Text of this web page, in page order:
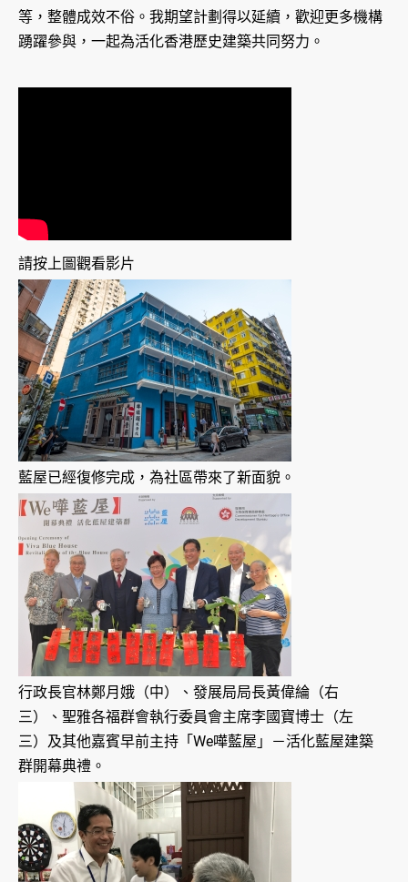
等，整體成效不俗。我期望計劃得以延續，歡迎更多機構
踴躍參與，一起為活化香港歷史建築共同努力。
請按上圖觀看影片
藍屋已經復修完成，為社區帶來了新面貌。
行政長官林鄭月娥（中）、發展局局長黃偉綸（右
三）、聖雅各福群會執行委員會主席李國寶博士（左
三）及其他嘉賓早前主持「We嘩藍屋」－活化藍屋建築
群開幕典禮。